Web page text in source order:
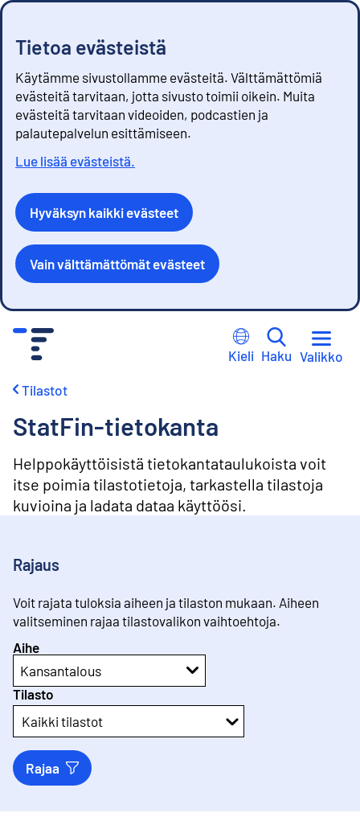
Tietoa evästeistä
Käytämme sivustollamme evästeitä. Välttämättömiä
evästeitä tarvitaan, jotta sivusto toimii oikein. Muita
evästeitä tarvitaan videoiden, podcastien ja
palautepalvelun esittämiseen.
Lue lisää evästeistä.
Hyväksyn kaikki evästeet
Vain välttämättömät evästeet
Kieli Haku Valikko
Tilastot
StatFin-tietokanta
Helppokäyttöisistä tietokantataulukoista voit
itse poimia tilastotietoja, tarkastella tilastoja
kuvioina ja ladata dataa käyttöösi.
Rajaus
Voit rajata tuloksia aiheen ja tilaston mukaan. Aiheen
valitseminen rajaa tilastovalikon vaihtoehtoja.
Aihe
Kansantalous
Tilasto
Kaikki tilastot
Rajaa